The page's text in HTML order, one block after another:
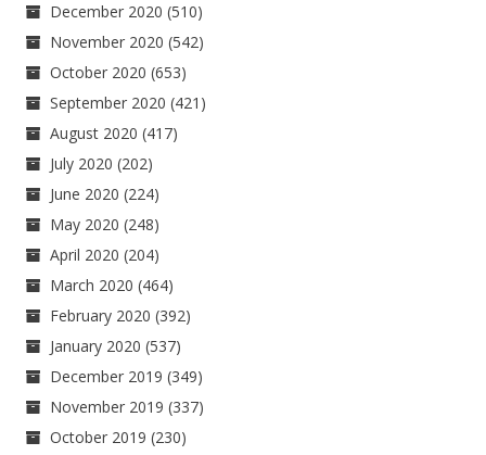
December 2020 (510)
November 2020 (542)
October 2020 (653)
September 2020 (421)
August 2020 (417)
July 2020 (202)
June 2020 (224)
May 2020 (248)
April 2020 (204)
March 2020 (464)
February 2020 (392)
January 2020 (537)
December 2019 (349)
November 2019 (337)
October 2019 (230)